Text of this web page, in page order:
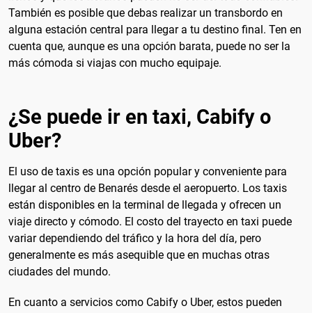
También es posible que debas realizar un transbordo en
alguna estación central para llegar a tu destino final. Ten en
cuenta que, aunque es una opción barata, puede no ser la
más cómoda si viajas con mucho equipaje.
¿Se puede ir en taxi, Cabify o
Uber?
El uso de taxis es una opción popular y conveniente para
llegar al centro de Benarés desde el aeropuerto. Los taxis
están disponibles en la terminal de llegada y ofrecen un
viaje directo y cómodo. El costo del trayecto en taxi puede
variar dependiendo del tráfico y la hora del día, pero
generalmente es más asequible que en muchas otras
ciudades del mundo.
En cuanto a servicios como Cabify o Uber, estos pueden